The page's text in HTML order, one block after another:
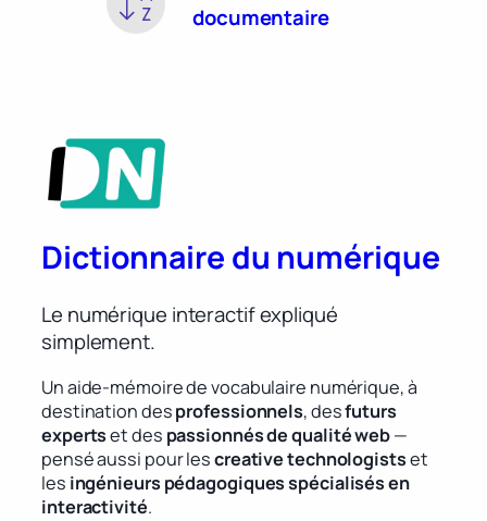
documentaire
Dictionnaire du numérique
Le numérique interactif expliqué
simplement.
Un aide-mémoire de vocabulaire numérique, à
destination desprofessionnels, desfuturs
expertset des passionnés de qualité web—
pensé aussi pour lescreative technologistset
les ingénieurs pédagogiques spécialisés en
interactivité.